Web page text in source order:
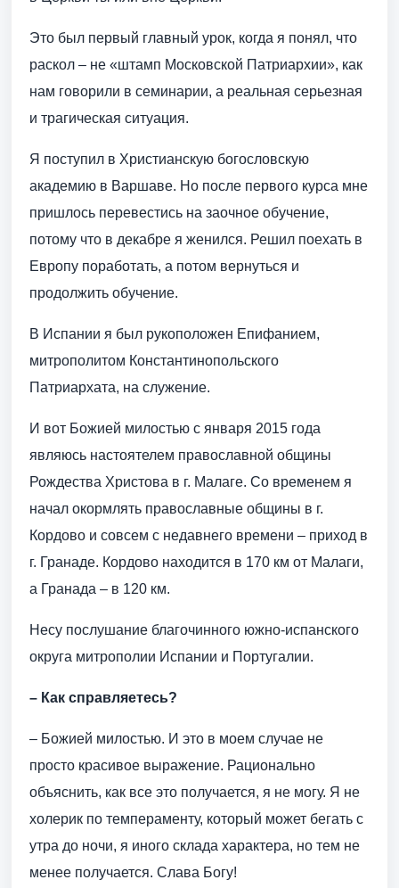
Это был первый главный урок, когда я понял, что
раскол – не «штамп Московской Патриархии», как
нам говорили в семинарии, а реальная серьезная
и трагическая ситуация.
Я поступил в Христианскую богословскую
академию в Варшаве. Но после первого курса мне
пришлось перевестись на заочное обучение,
потому что в декабре я женился. Решил поехать в
Европу поработать, а потом вернуться и
продолжить обучение.
В Испании я был рукоположен Епифанием,
митрополитом Константинопольского
Патриархата, на служение.
И вот Божией милостью с января 2015 года
являюсь настоятелем православной общины
Рождества Христова в г. Малаге. Со временем я
начал окормлять православные общины в г.
Кордово и совсем с недавнего времени – приход в
г. Гранаде. Кордово находится в 170 км от Малаги,
а Гранада – в 120 км.
Несу послушание благочинного южно-испанского
округа митрополии Испании и Португалии.
– Как справляетесь?
– Божией милостью. И это в моем случае не
просто красивое выражение. Рационально
объяснить, как все это получается, я не могу. Я не
холерик по темпераменту, который может бегать с
утра до ночи, я иного склада характера, но тем не
менее получается. Слава Богу!